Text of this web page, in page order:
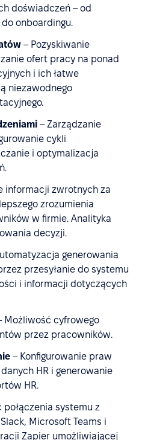
doświadczeń – od
onboardingu.
– Pozyskiwanie
ofert pracy na ponad
i ich łatwe
niezawodnego
– Zarządzanie
cykli
i optymalizacja
informacji zwrotnych za
zrozumienia
w firmie. Analityka
decyzji.
generowania
przesyłanie do systemu
i informacji dotyczących
Możliwość cyfrowego
przez pracowników.
– Konfigurowanie praw
HR i generowanie
HR.
połączenia systemu z
Microsoft Teams i
Zapier umożliwiającej